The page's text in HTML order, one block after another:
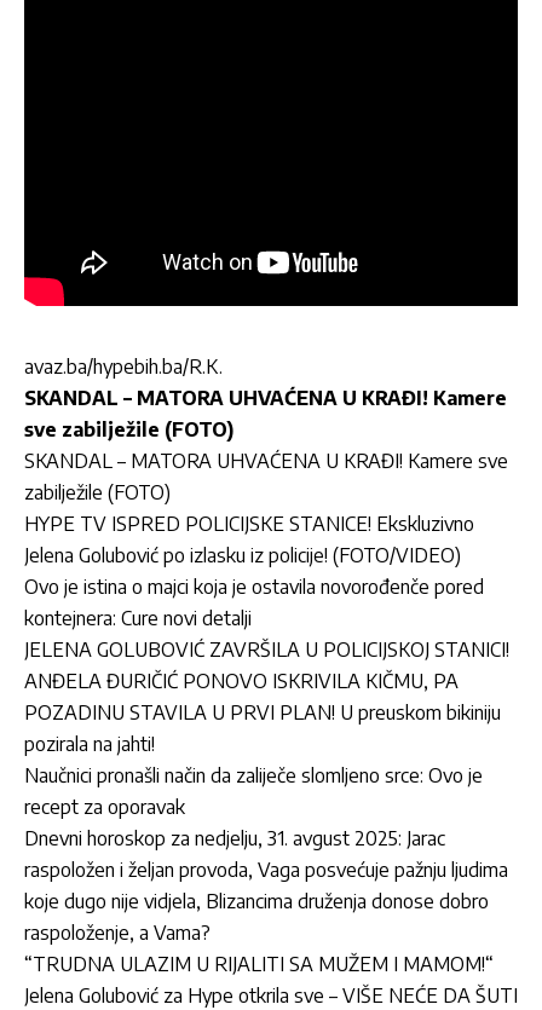
avaz.ba/hypebih.ba/R.K.
SKANDAL – MATORA UHVAĆENA U KRAĐI! Kamere
sve zabilježile (FOTO)
SKANDAL – MATORA UHVAĆENA U KRAĐI! Kamere sve
zabilježile (FOTO)
HYPE TV ISPRED POLICIJSKE STANICE! Ekskluzivno
Jelena Golubović po izlasku iz policije! (FOTO/VIDEO)
Ovo je istina o majci koja je ostavila novorođenče pored
kontejnera: Cure novi detalji
JELENA GOLUBOVIĆ ZAVRŠILA U POLICIJSKOJ STANICI!
ANĐELA ĐURIČIĆ PONOVO ISKRIVILA KIČMU, PA
POZADINU STAVILA U PRVI PLAN! U preuskom bikiniju
pozirala na jahti!
Naučnici pronašli način da zaliječe slomljeno srce: Ovo je
recept za oporavak
Dnevni horoskop za nedjelju, 31. avgust 2025: Jarac
raspoložen i željan provoda, Vaga posvećuje pažnju ljudima
koje dugo nije vidjela, Blizancima druženja donose dobro
raspoloženje, a Vama?
“TRUDNA ULAZIM U RIJALITI SA MUŽEM I MAMOM!“
Jelena Golubović za Hype otkrila sve – VIŠE NEĆE DA ŠUTI